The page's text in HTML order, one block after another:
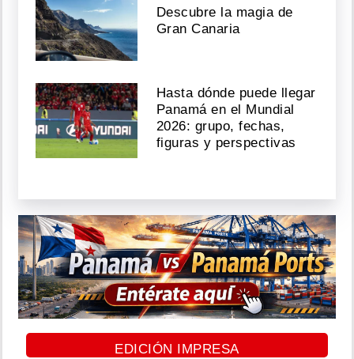
Descubre la magia de
Gran Canaria
Hasta dónde puede llegar
Panamá en el Mundial
2026: grupo, fechas,
figuras y perspectivas
EDICIÓN IMPRESA